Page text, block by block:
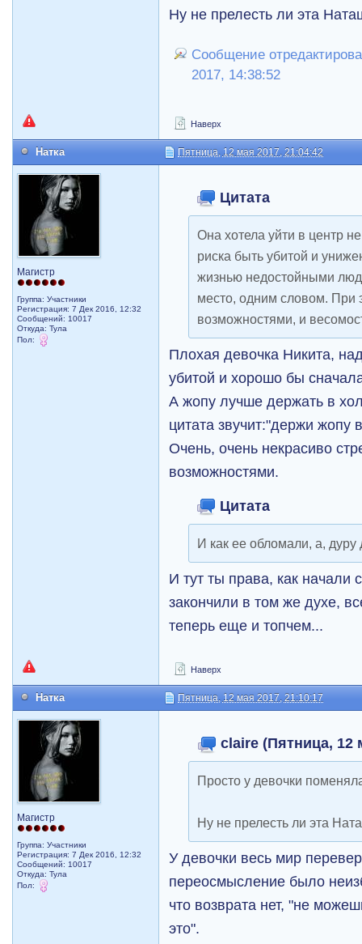
Ну не прелесть ли эта
Сообщение
2017, 14:38:52
Наверх
Натка Пятница, 12 мая 2017, 21:04:42
Магистр
Группа: Участники
Регистрация: 7 Дек 2016, 12:32
Сообщений: 10017
Откуда: Тула
Пол:
Цитата
Она хотела уйти в центр
риска быть убитой и
жизнью недостойными
место, одним словом. При
возможностями, и
Плохая девочка Никита,
убитой и хорошо бы
А жопу лучше держать в
цитата звучит:"держи жопу
Очень, очень некрасиво
возможностями.
Цитата
И как ее обломали, а,
И тут ты права, как начали
закончили в том же духе,
теперь еще и топчем...
Наверх
Натка Пятница, 12 мая 2017, 21:10:17
Магистр
Группа: Участники
Регистрация: 7 Дек 2016, 12:32
Сообщений: 10017
Откуда: Тула
Пол:
claire (Пятница, 12
Просто у девочки
Ну не прелесть ли эта
У девочки весь мир
переосмысление было
что возврата нет, "не
это".